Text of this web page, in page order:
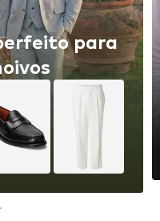
para